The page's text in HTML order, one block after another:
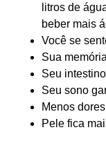
litros de
beber mais
Você se
Sua
Seu
Seu sono
Menos
Pele fica